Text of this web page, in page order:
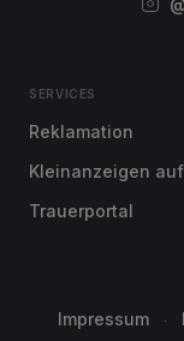
SERVICES
Reklamation
Kleinanzeigen
Trauerportal
Impressum